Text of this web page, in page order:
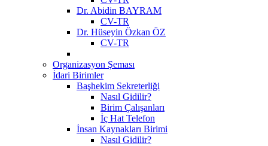
Dr. Abidin BAYRAM
CV-TR
Dr. Hüseyin Özkan ÖZ
CV-TR
Organizasyon Şeması
İdari Birimler
Başhekim Sekreterliği
Nasıl Gidilir?
Birim Çalışanları
İç Hat Telefon
İnsan Kaynakları Birimi
Nasıl Gidilir?